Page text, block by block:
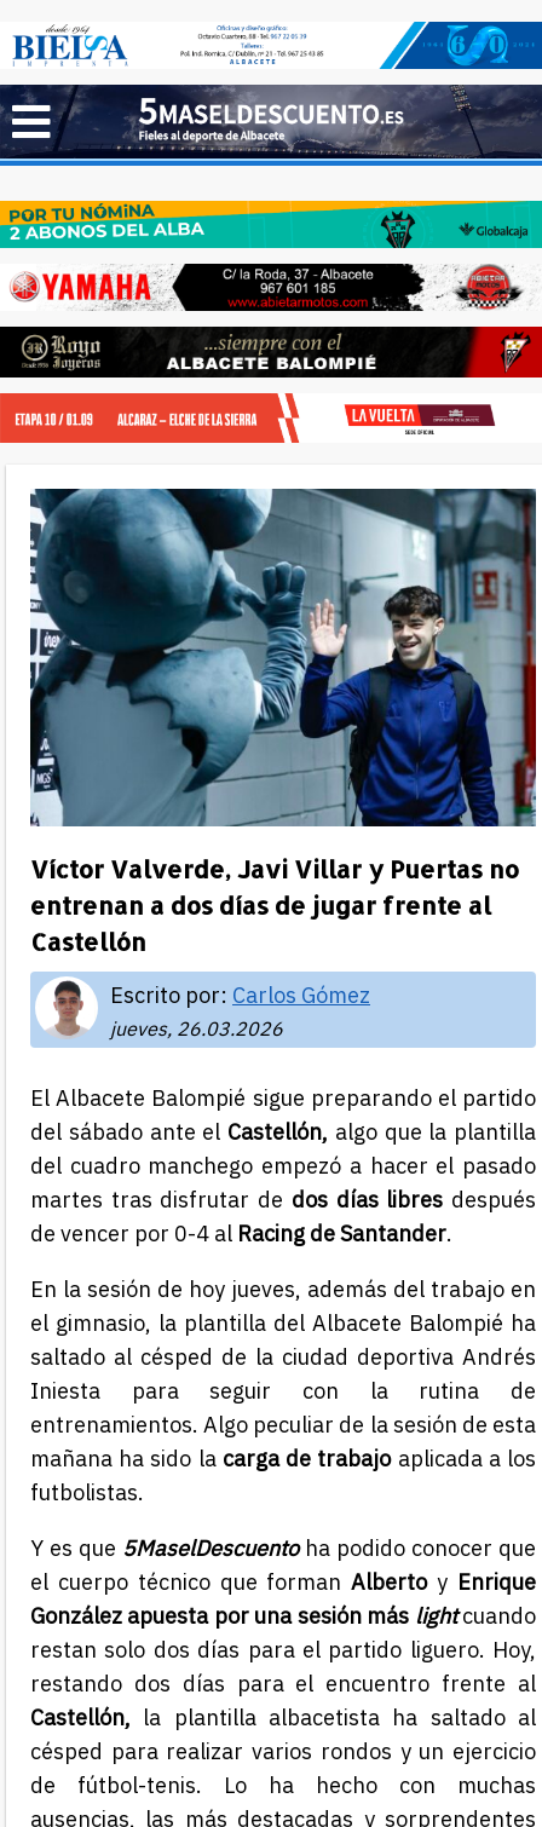
Víctor Valverde, Javi Villar y Puertas no
entrenan a dos días de jugar frente al
Castellón
Escrito por: Carlos Gómez
jueves, 26.03.2026
El Albacete Balompié sigue preparando el partido
del sábado ante el Castellón, algo que la plantilla
del cuadro manchego empezó a hacer el pasado
martes tras disfrutar de dos días libres después
de vencer por 0-4 al Racing de Santander.
En la sesión de hoy jueves, además del trabajo en
el gimnasio, la plantilla del Albacete Balompié ha
saltado al césped de la ciudad deportiva Andrés
Iniesta para seguir con la rutina de
entrenamientos. Algo peculiar de la sesión de esta
mañana ha sido la carga de trabajoaplicada a los
futbolistas.
Y es que 5MaselDescuentoha podido conocer que
el cuerpo técnico que formanAlbertoy Enrique
González apuesta por una sesión más lightcuando
restan solo dos días para el partido liguero. Hoy,
restando dos días para el encuentro frente al
Castellón, la plantilla albacetista ha saltado al
césped para realizar varios rondos y un ejercicio
de fútbol-tenis. Lo ha hecho con muchas
ausencias, las más destacadas y sorprendentes